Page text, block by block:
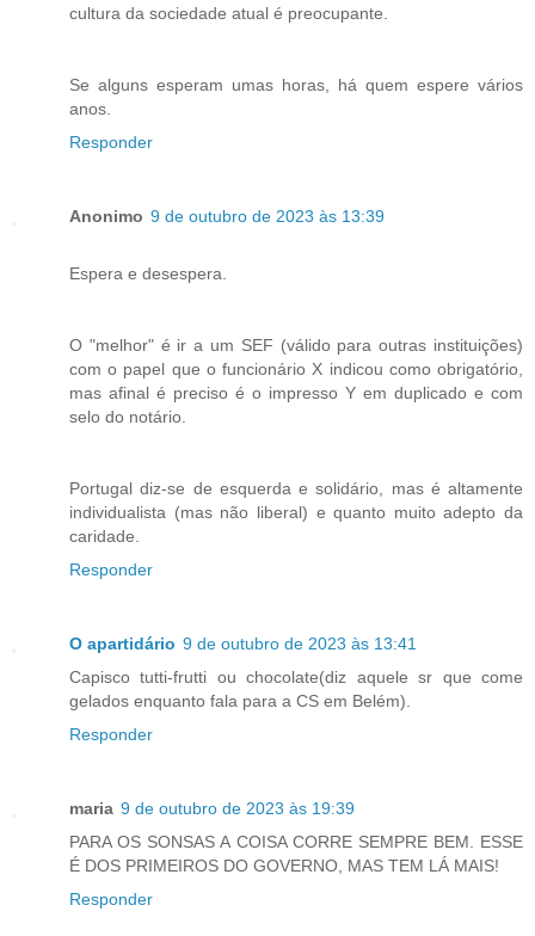
cultura da sociedade atual é preocupante.
Se alguns esperam umas horas, há quem espere vários
anos.
Responder
Anonimo 9 de outubro de 2023 às 13:39
Espera e desespera.
O "melhor" é ir a um SEF (válido para outras instituições)
com o papel que o funcionário X indicou como obrigatório,
mas afinal é preciso é o impresso Y em duplicado e com
selo do notário.
Portugal diz-se de esquerda e solidário, mas é altamente
individualista (mas não liberal) e quanto muito adepto da
caridade.
Responder
O apartidário 9 de outubro de 2023 às 13:41
Capisco tutti-frutti ou chocolate(diz aquele sr que come
gelados enquanto fala para a CS em Belém).
Responder
maria 9 de outubro de 2023 às 19:39
PARA OS SONSAS A COISA CORRE SEMPRE BEM. ESSE
É DOS PRIMEIROS DO GOVERNO, MAS TEM LÁ MAIS!
Responder